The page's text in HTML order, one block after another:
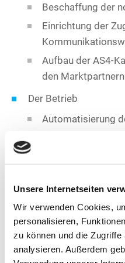
Unsere Internetseiten
Wir verwenden Cookies,
personalisieren,
zu können und die
analysieren. Außerdem
Beschaffung der
Einrichtung der
Aufbau der AS4-
den Marktpartnern
Der Betrieb
Automatisierung
Die Abrechnung und